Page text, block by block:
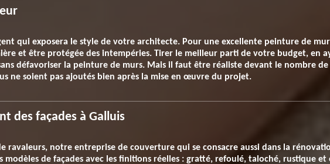
qui exposera le style de votre architecte. Pour une excellente peinture de
et être protégée des intempéries. Tirer le meilleur parti de votre budget, en
défavoriser la peinture de murs. Mais il faut être réaliste devant le nombre
ne soient pas ajoutés bien après la mise en œuvre du projet.
des façades à Galluis
ravaleurs, notre entreprise de couverture qui se consacre aussi dans la
de façades avec les finitions réelles : gratté, refoulé, taloché, rustique et